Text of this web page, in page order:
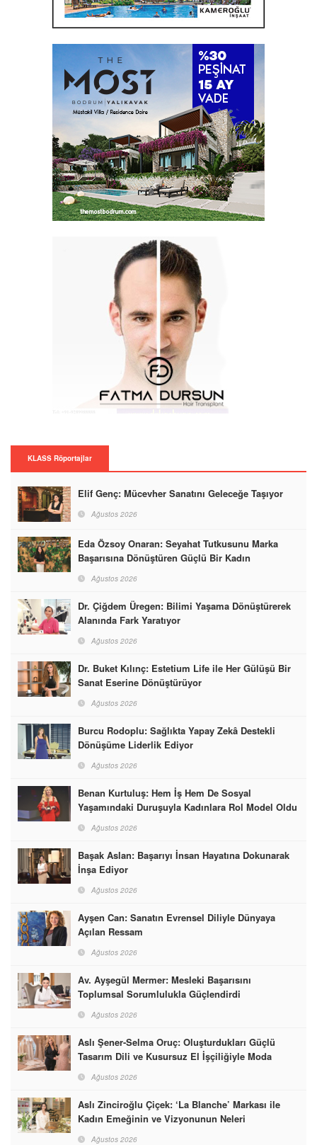
KLASS Röportajlar
Elif Genç: Mücevher Sanatını Geleceğe Taşıyor
Ağustos 2026
Eda Özsoy Onaran: Seyahat Tutkusunu Marka
Başarısına Dönüştüren Güçlü Bir Kadın
Ağustos 2026
Dr. Çiğdem Üregen: Bilimi Yaşama Dönüştürerek
Alanında Fark Yaratıyor
Ağustos 2026
Dr. Buket Kılınç: Estetium Life ile Her Gülüşü Bir
Sanat Eserine Dönüştürüyor
Ağustos 2026
Burcu Rodoplu: Sağlıkta Yapay Zekâ Destekli
Dönüşüme Liderlik Ediyor
Ağustos 2026
Benan Kurtuluş: Hem İş Hem De Sosyal
Yaşamındaki Duruşuyla Kadınlara Rol Model Oldu
Ağustos 2026
Başak Aslan: Başarıyı İnsan Hayatına Dokunarak
İnşa Ediyor
Ağustos 2026
Ayşen Can: Sanatın Evrensel Diliyle Dünyaya
Açılan Ressam
Ağustos 2026
Av. Ayşegül Mermer: Mesleki Başarısını
Toplumsal Sorumlulukla Güçlendirdi
Ağustos 2026
Aslı Şener-Selma Oruç: Oluşturdukları Güçlü
Tasarım Dili ve Kusursuz El İşçiliğiyle Moda
Dünyasına İmzalarını Attılar
Ağustos 2026
Aslı Zinciroğlu Çiçek: ‘La Blanche’ Markası ile
Kadın Emeğinin ve Vizyonunun Neleri
Başarabileceğinin En Güzel Örneğini Sunuyor
Ağustos 2026